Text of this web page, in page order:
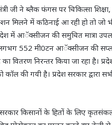
जी ने ब्लैक फंगस पर चिकित्सा
मिलने में कठिनाई आ रही हो तो जो
में आॅक्सीजन की समुचित मात्रा
552 मी0टन आॅक्सीजन की
निरन्तर किया जा रहा है।
की गयी है। प्रदेश सरकार द्वारा
सरकार किसानों के हितों के लिए